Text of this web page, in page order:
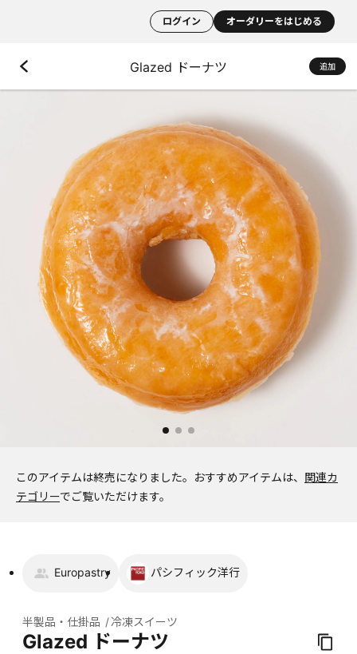
ログイン オーダリーをはじめる
Glazed ドーナツ 追加
このアイテムは終売になりました。 おすすめアイテムは、 関連カ
テゴリーでご覧いただけます。
Europastry パシフィック洋行
半製品・仕掛品 冷凍スイーツ
Glazed ドーナツ